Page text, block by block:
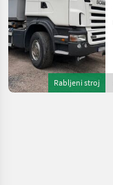
Rabljeni stroj